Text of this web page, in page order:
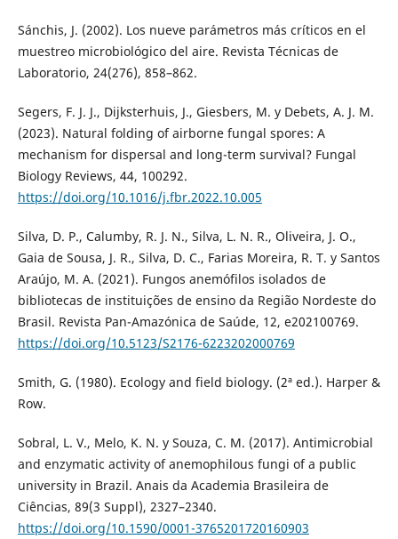
Sánchis, J. (2002). Los nueve parámetros más críticos en el
muestreo microbiológico del aire. Revista Técnicas de
Laboratorio, 24(276), 858–862.
Segers, F. J. J., Dijksterhuis, J., Giesbers, M. y Debets, A. J. M.
(2023). Natural folding of airborne fungal spores: A
mechanism for dispersal and long-term survival? Fungal
Biology Reviews, 44, 100292.
https://doi.org/10.1016/j.fbr.2022.10.005
Silva, D. P., Calumby, R. J. N., Silva, L. N. R., Oliveira, J. O.,
Gaia de Sousa, J. R., Silva, D. C., Farias Moreira, R. T. y Santos
Araújo, M. A. (2021). Fungos anemófilos isolados de
bibliotecas de instituições de ensino da Região Nordeste do
Brasil. Revista Pan-Amazónica de Saúde, 12, e202100769.
https://doi.org/10.5123/S2176-6223202000769
Smith, G. (1980). Ecology and field biology. (2ª ed.). Harper &
Row.
Sobral, L. V., Melo, K. N. y Souza, C. M. (2017). Antimicrobial
and enzymatic activity of anemophilous fungi of a public
university in Brazil. Anais da Academia Brasileira de
Ciências, 89(3 Suppl), 2327–2340.
https://doi.org/10.1590/0001-3765201720160903